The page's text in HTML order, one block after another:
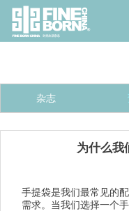
杂志
为什么我
手提袋是我们最常见的
需求。当我们选择一个